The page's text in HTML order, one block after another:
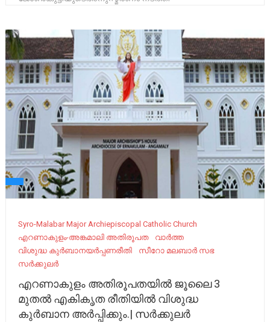
Syro-Malabar Major Archiepiscopal Catholic Church
എറണാകുളം-അങ്കമാലി അതിരൂപത
വാർത്ത
വിശുദ്ധ കുർബാനയർപ്പണരീതി
സീറോ മലബാർ സഭ
സർക്കുലർ
എറണാകുളം അതിരൂപതയിൽ ജൂലൈ 3
മുതൽ എകികൃത രീതിയിൽ വിശുദ്ധ
കുർബാന അർപ്പിക്കും.| സർക്കുലർ